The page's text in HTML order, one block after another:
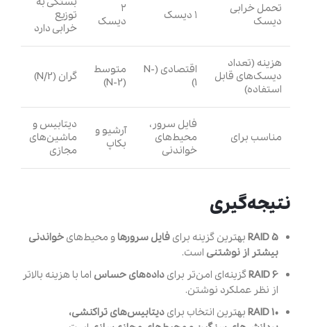
تحمل خرابی
دیسک
۱ دیسک
۲
دیسک
توزیع
خرابی دارد
هزینه (تعداد
دیسک‌های قابل
استفاده)
اقتصادی (N-
1)
متوسط
(N-2)
گران (N/2)
مناسب برای
فایل سرور،
محیط‌های
خواندنی
آرشیو و
بکاپ
دیتابیس و
ماشین‌های
مجازی
نتیجه‌گیری
RAID 5 بهترین گزینه برای فایل سرورها و محیط‌های خواندنی
بیشتر از نوشتنی است.
RAID 6گزینه‌ای امن‌تر برای داده‌های حساس اما با هزینه بالاتر
از نظر عملکرد نوشتن.
RAID 10 بهترین انتخاب برای دیتابیس‌های تراکنشی،